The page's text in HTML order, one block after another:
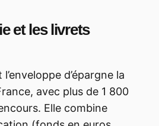
et les livrets
d’épargne la
avec plus de 1 800
Elle combine